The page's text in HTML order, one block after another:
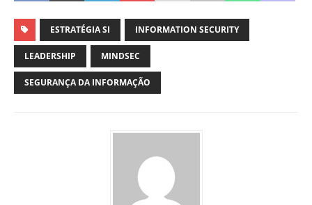
ESTRATÉGIA SI INFORMATION SECURITY
LEADERSHIP MINDSEC
SEGURANÇA DA INFORMAÇÃO